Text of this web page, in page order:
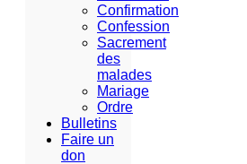
Confirmation
Confession
Sacrement
des
malades
Mariage
Ordre
Bulletins
Faire un
don